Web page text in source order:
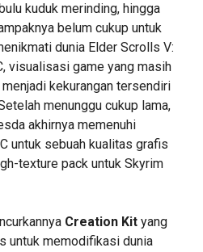
kuduk merinding, hingga
belum cukup untuk
dunia Elder Scrolls V:
visualisasi game yang masih
kekurangan tersendiri
menunggu cukup lama,
akhirnya memenuhi
untuk sebuah kualitas grafis
texture pack untuk Skyrim
Creation Kityang
untuk memodifikasi dunia